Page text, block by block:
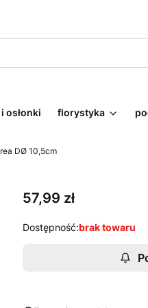
osłonki florystyka
DØ 10,5cm
Cena
57,99 zł
Dostępność:brak towaru